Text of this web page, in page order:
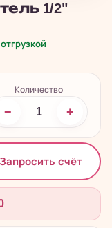
1/2"
Количество
− +
Запросить счёт